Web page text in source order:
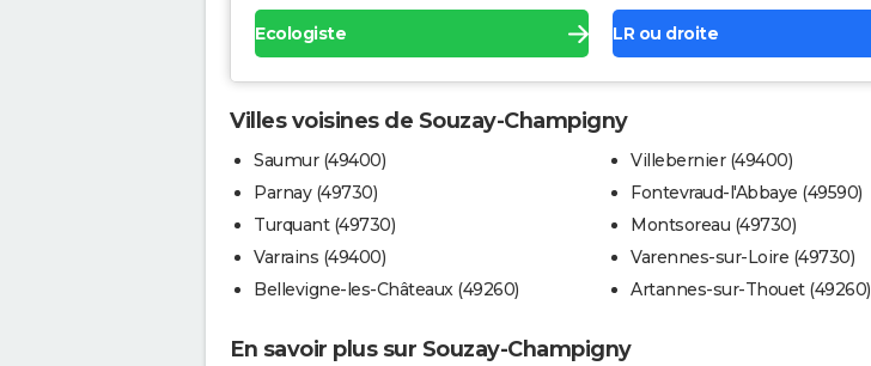
Ecologiste LR ou droite
Villes voisines de Souzay-Champigny
Saumur (49400)
Parnay (49730)
Turquant (49730)
Varrains (49400)
Bellevigne-les-Châteaux (49260)
Villebernier (49400)
Fontevraud-l'Abbaye (49590)
Montsoreau (49730)
Varennes-sur-Loire (49730)
Artannes-sur-Thouet (49260)
En savoir plus sur Souzay-Champigny